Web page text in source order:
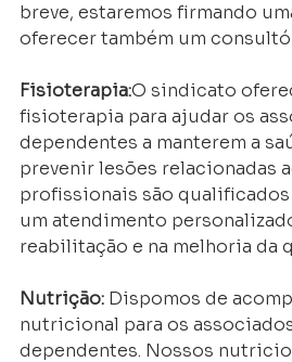
breve, estaremos firmando
oferecer também um
Fisioterapia:O sindicato
fisioterapia para ajudar os
dependentes a manterem a
prevenir lesões relacionadas
profissionais são
um atendimento
reabilitação e na melhoria da
Nutrição: Dispomos de
nutricional para os
dependentes. Nossos